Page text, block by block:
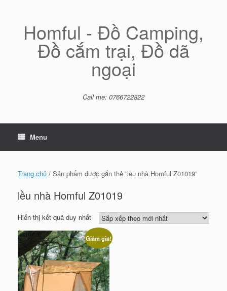
Homful - Đồ Camping,
Đồ cắm trại, Đồ dã
ngoại
Call me: 0766722822
Menu
Trang chủ / Sản phẩm được gắn thẻ “lều nhà Homful Z01019”
lều nhà Homful Z01019
Hiển thị kết quả duy nhất
Giảm giá!